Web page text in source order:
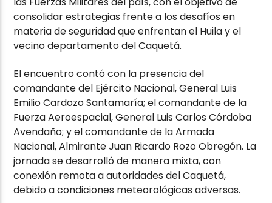
consolidar estrategias frente a los desafíos en
materia de seguridad que enfrentan el Huila y el
vecino departamento del Caquetá.
El encuentro contó con la presencia del
comandante del Ejército Nacional, General Luis
Emilio Cardozo Santamaría; el comandante de la
Fuerza Aeroespacial, General Luis Carlos Córdoba
Avendaño; y el comandante de la Armada
Nacional, Almirante Juan Ricardo Rozo Obregón. La
jornada se desarrolló de manera mixta, con
conexión remota a autoridades del Caquetá,
debido a condiciones meteorológicas adversas.